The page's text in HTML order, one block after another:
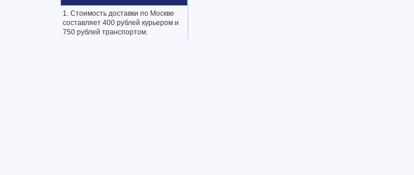
1. Стоимость доставки по Москве
составляет 400 рублей курьером и
750 рублей транспортом.